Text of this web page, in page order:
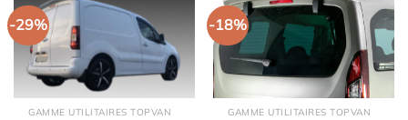
-29%
GAMME UTILITAIRES TOPVAN
-18%
GAMME UTILITAIRES TOPVAN